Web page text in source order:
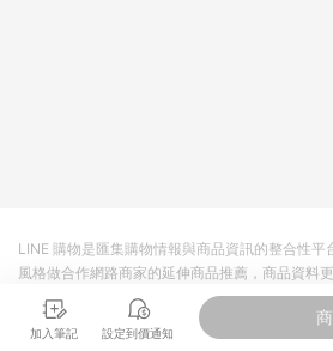
加入筆記 設定到價通知
LINE 購物是匯集購物情報與商品資訊的整合性
風格做合作網路商家的延伸商品推薦，商品資料
商品至各合作網路商家，確認現售價與購物條件
準。